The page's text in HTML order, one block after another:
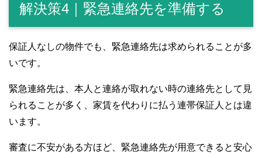
解決策4｜緊急連絡先を準備する
保証人なしの物件でも、緊急連絡先は求められることが多
いです。
緊急連絡先は、本人と連絡が取れない時の連絡先として見
られることが多く、家賃を代わりに払う連帯保証人とは違
います。
審査に不安がある方ほど、緊急連絡先が用意できると安心